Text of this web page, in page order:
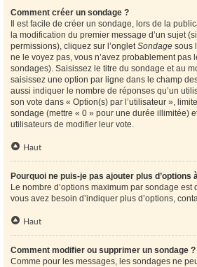
Comment créer un sondage ?
Il est facile de créer un sondage, lors de la
la modification du premier message d’un sujet
permissions), cliquez sur l’ongletSondage sous
ne le voyez pas, vous n’avez probablement pas
sondages). Saisissez le titre du sondage et au
saisissez une option par ligne dans le champ
aussi indiquer le nombre de réponses qu’un
son vote dans « Option(s) par l’utilisateur »,
sondage (mettre « 0 » pour une durée illimitée)
utilisateurs de modifier leur vote.
Haut
Pourquoi ne puis-je pas ajouter plus d’options
Le nombre d’options maximum par sondage est
vous avez besoin d’indiquer plus d’options,
Haut
Comment modifier ou supprimer un sondage ?
Comme pour les messages, les sondages ne